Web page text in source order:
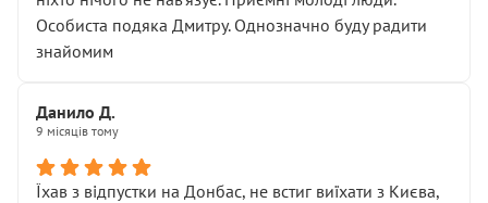
Особиста подяка Дмитру. Однозначно буду радити
знайомим
Данило Д.
9 місяців тому
Їхав з відпустки на Донбас, не встиг виїхати з Києва,